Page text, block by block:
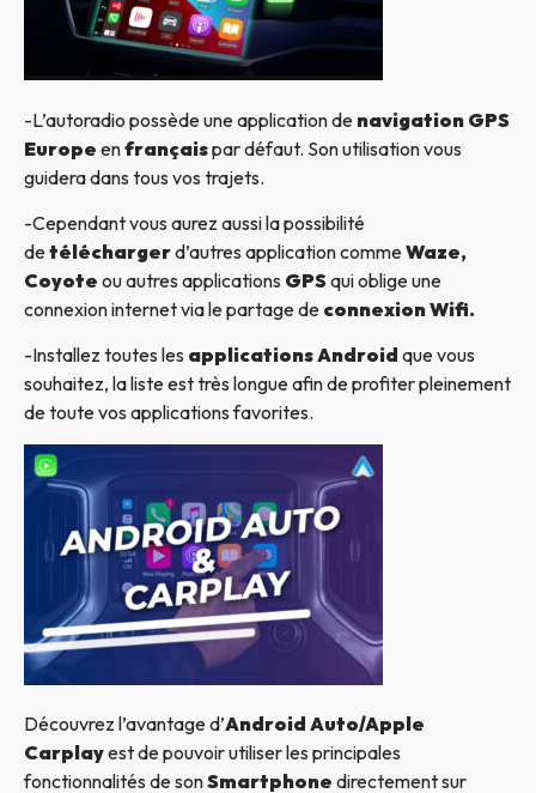
-L’autoradio possède une application de navigation GPS
Europe enfrançaispar défaut. Son utilisation vous
guidera dans tous vos trajets.
-Cependant vous aurez aussi la possibilité
detéléchargerd’autres application commeWaze,
Coyote ou autres applications GPSqui oblige une
connexion internet via le partage de connexion Wifi.
-Installez toutes les applications Android que vous
souhaitez, la liste est très longue afin de profiter pleinement
de toute vos applications favorites.
Découvrez l’avantage d’Android Auto/Apple
Carplayest de pouvoir utiliser les principales
fonctionnalités de sonSmartphone directement sur